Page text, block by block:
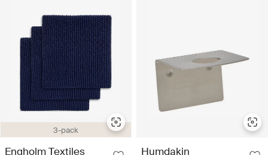
3-pack
Engholm Textiles Humdakin